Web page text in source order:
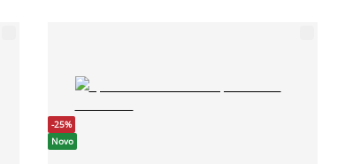
-25%
Novo